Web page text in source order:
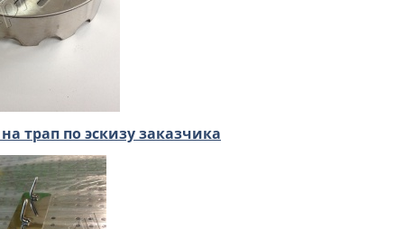
трап по эскизу заказчика